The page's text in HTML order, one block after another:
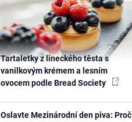
Tartaletky z lineckého těsta s
vanilkovým krémem a lesním
ovocem podle Bread Society
Oslavte Mezinárodní den piva: Proč